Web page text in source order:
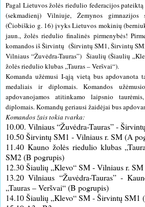
Pagal Lietuvos žolės riedulio federacijos
(sekmadienį) Vilniuje, Žemynos gimnazijos
(Čiobiškio g. 16) įvyks Lietuvos mokinių
jaun., žolės riedulio finalinės pirmenybės!
komandos iš Širvintų (Širvintų SM1, Širvintų
Vilniaus “Žuvėdra-Tauras”) Šiaulių (Šiaulių
žolės riedulio klubas „Tauras – Veršvai“).
Komanda užėmusi I-ąją vietą bus apdovanota
medaliais ir diplomais. Komandos
apdovanojamos atitinkamo laipsnio
diplomais. Komandų geriausi žaidėjai bus
Komandos žais tokia tvarka:
10.00. Vilniaus “Žuvėdra-Tauras” -
10.50 Širvintų SM1 - Vilniaus r. SM (A
11.40 Kauno žolės riedulio klubas
SM2 (B pogrupis)
12.30 Šiaulių „Klevo“ SM - Vilniaus r.
13.20 Vilniaus “Žuvėdra-Tauras” -
„Tauras – Veršvai“ (B pogrupis)
14.10 Šiaulių „Klevo“ SM - Širvintų SM1